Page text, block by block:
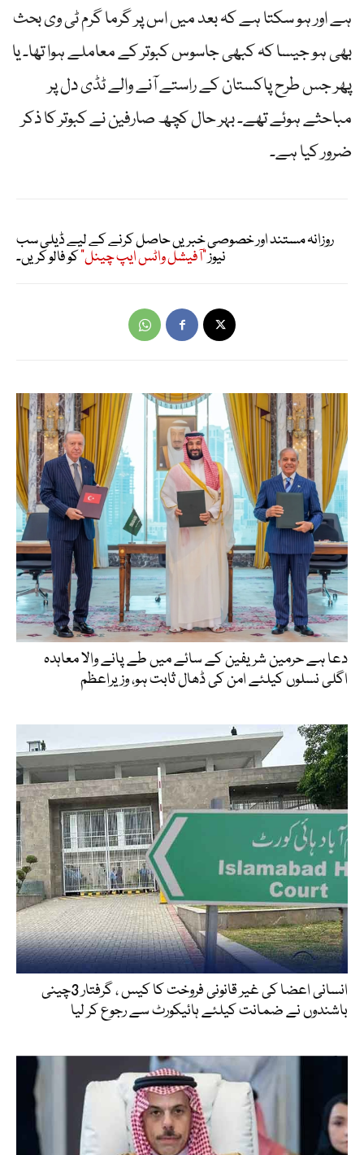
ہے اور ہو سکتا ہے کہ بعد میں اس پر گرما گرم ٹی وی بحث
بھی ہو جیسا کہ کبھی جاسوس کبوتر کے معاملے ہوا تھا۔ یا
پھر جس طرح پاکستان کے راستے آنے والے ٹڈی دل پر
مباحثے ہوئے تھے۔ بہر حال کچھ صارفین نے کبوتر کا ذکر
ضرور کیا ہے۔
روزانہ مستند اور خصوصی خبریں حاصل کرنے کے لیے ڈیلی سب
نیوز"آفیشل واٹس ایپ چینل"کو فالو کریں۔
دعا ہے حرمین شریفین کے سائے میں طے پانے والا معاہدہ
اگلی نسلوں کیلئے امن کی ڈھال ثابت ہو، وزیراعظم
انسانی اعضا کی غیر قانونی فروخت کا کیس ، گرفتار 3چینی
باشندوں نے ضمانت کیلئے ہائیکورٹ سے رجوع کر لیا